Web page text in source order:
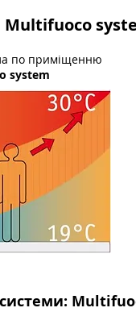
по приміщенню
system
системи: